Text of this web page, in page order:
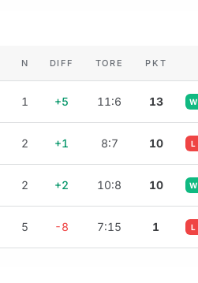
N DIFF TORE PKT
1 +5 11:6 13 W
2 +1 8:7 10 L
2 +2 10:8 10 W
5 -8 7:15 1 L